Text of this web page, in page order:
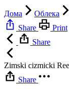
Дома Облека
Share
Print
Share
Zimski cizmicki
Share